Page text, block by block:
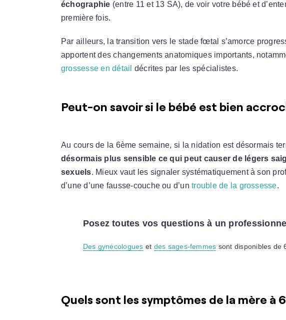
échographie (entre 11 et 13 SA), de voir votre bébé et
première fois.
Par ailleurs, la transition vers le stade fœtal s’amorce
apportent des changements anatomiques importants,
grossesse en détail décrites par les spécialistes.
Peut-on savoir si le bébé est bien
Au cours de la 6ème semaine, si la nidation est désormais
désormais plus sensible ce qui peut causer de légers
sexuels. Mieux vaut les signaler systématiquement à son
d’une d’une fausse-couche ou d’untrouble de la grossesse.
Posez toutes vos questions à un
Des gynécologues et des sages-femmes sont disponibles de
Quels sont les symptômes de la mère à